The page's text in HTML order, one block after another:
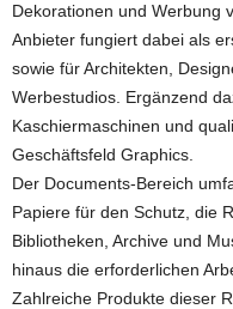
Dekorationen und Werbung
Anbieter fungiert dabei als
sowie für Architekten,
Werbestudios. Ergänzend
Kaschiermaschinen und
Geschäftsfeld Graphics.
Der Documents-Bereich
Papiere für den Schutz, die
Bibliotheken, Archive und
hinaus die erforderlichen
Zahlreiche Produkte dieser